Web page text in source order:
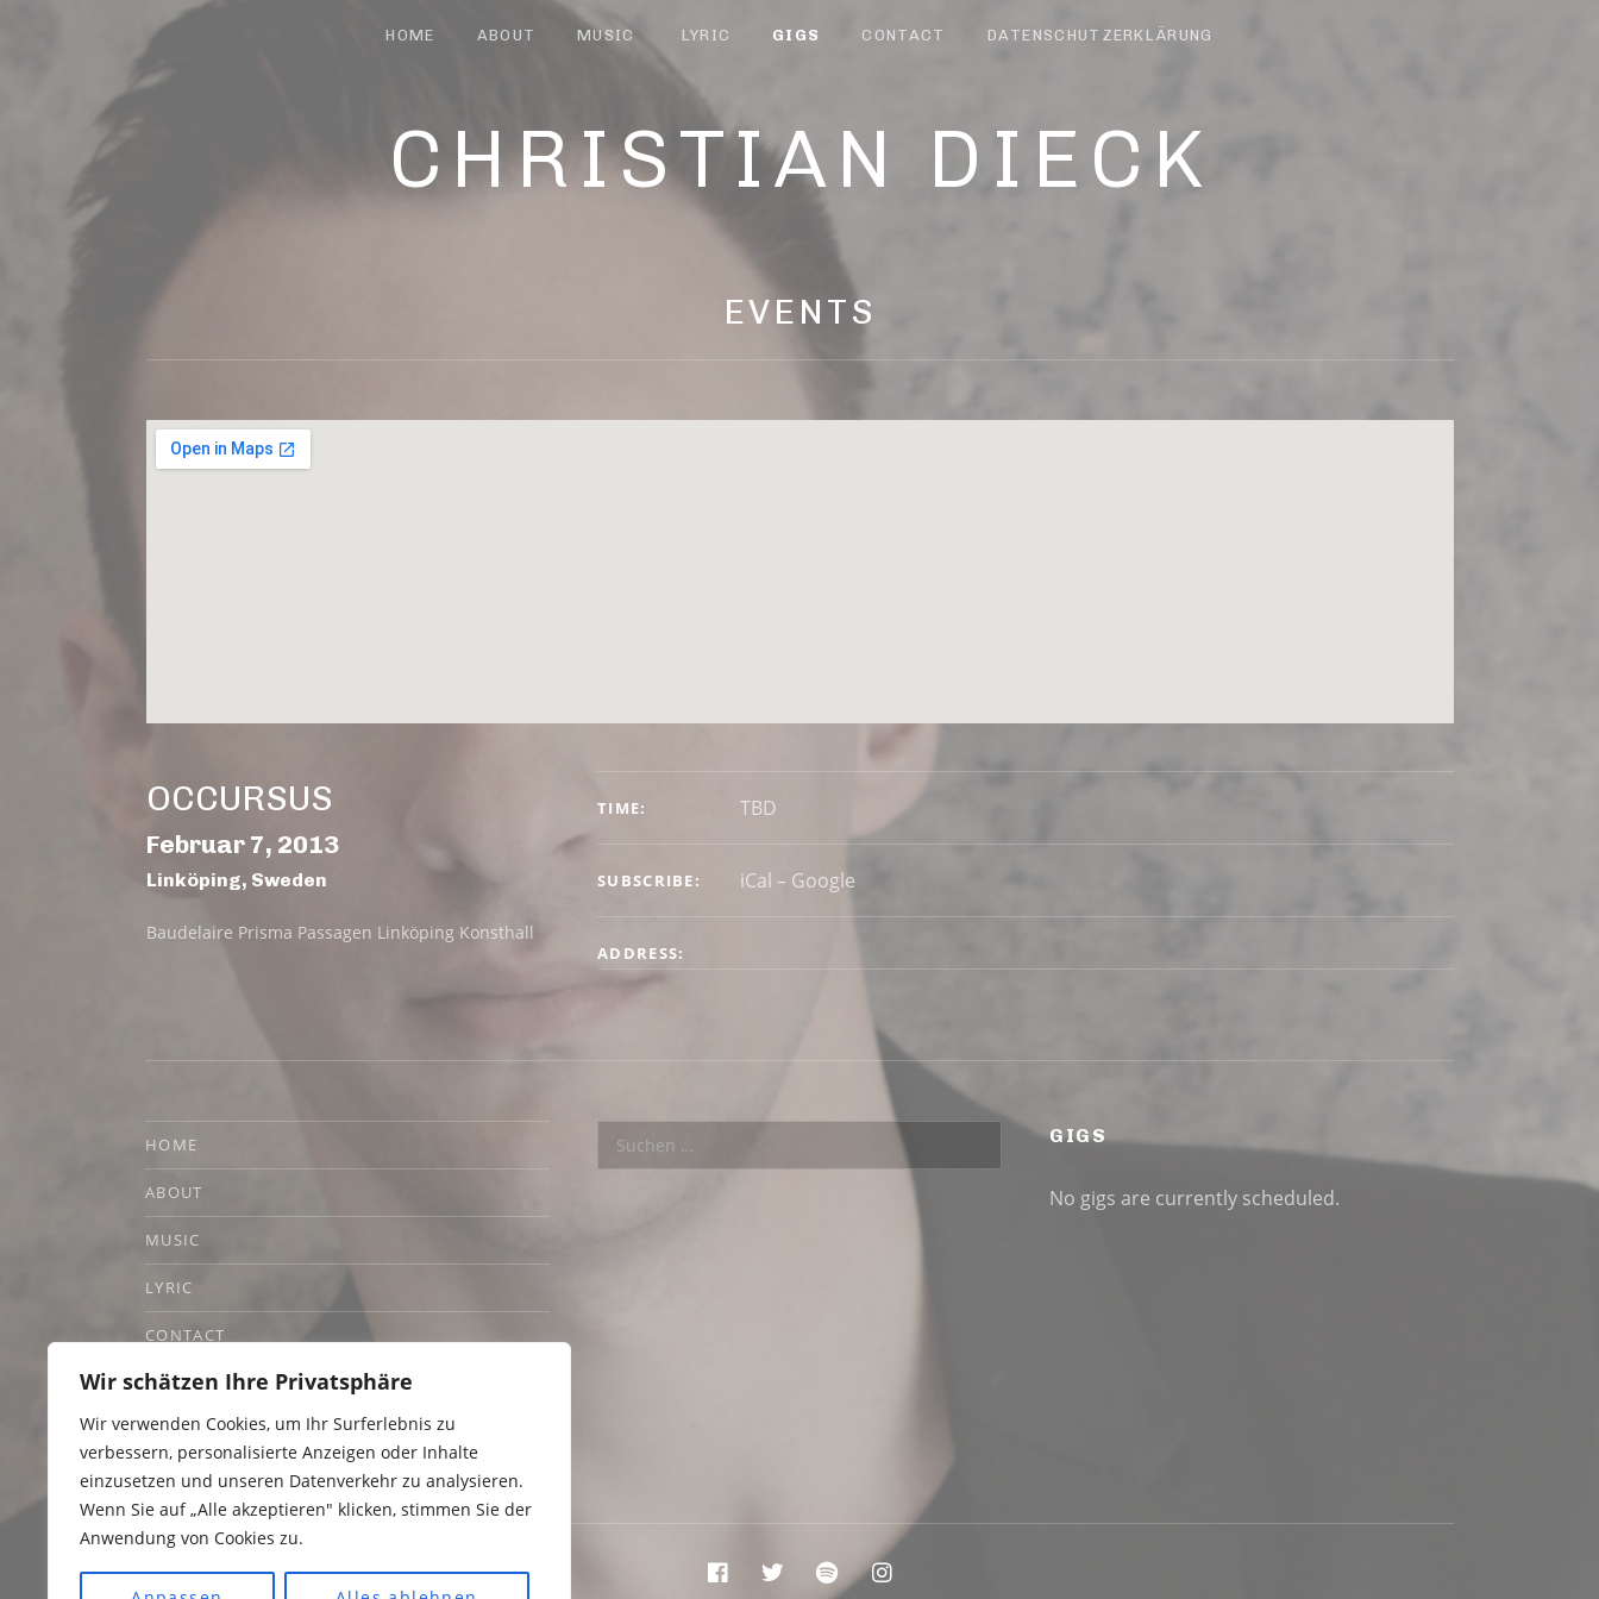
Wir schätzen Ihre Privatsphäre
Wir verwenden Cookies, um Ihr Surferlebnis zu
verbessern, personalisierte Anzeigen oder Inhalte
einzusetzen und unseren Datenverkehr zu analysieren.
Wenn Sie auf „Alle akzeptieren" klicken, stimmen Sie der
Anwendung von Cookies zu.
CHRISTIAN DIECK
HOME ABOUT MUSIC LYRIC GIGS CONTACT DATENSCHUTZERKLÄRUNG
EVENTS
OCCURSUS
Februar 7, 2013
Linköping, Sweden
Baudelaire Prisma Passagen Linköping Konsthall
TIME TBD
SUBSCRIBE iCal Google
ADDRESS
HOME
ABOUT
MUSIC
LYRIC
CONTACT
DATENSCHUTZERKLÄRUNG
IMPRESSUM
Suchen nach: GIGS
No gigs are currently scheduled.
Social Media Profiles FacebookTwitterSpotify